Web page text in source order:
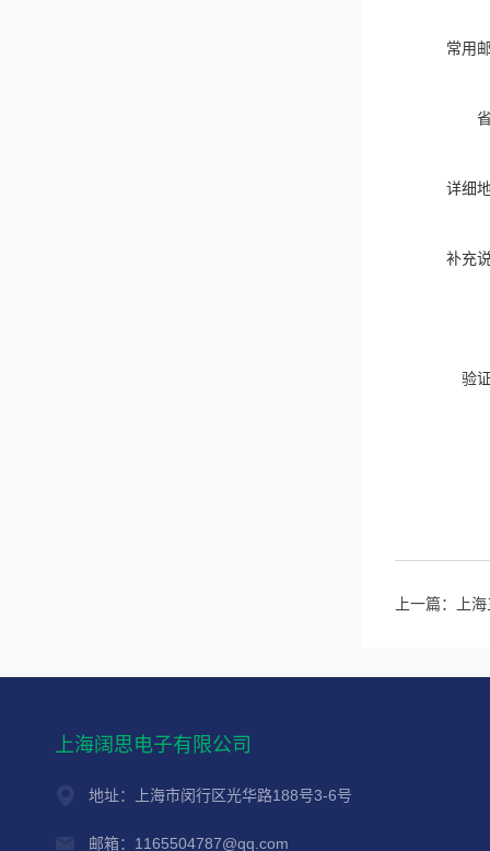
常用
详细
补充
验
上一篇： 上
上海阔思电子有限公司
地址：上海市闵行区光华路188号3-6号
邮箱：1165504787@qq.com